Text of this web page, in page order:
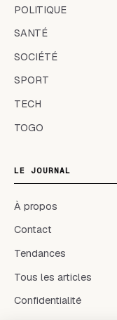
POLITIQUE
SANTÉ
SOCIÉTÉ
SPORT
TECH
TOGO
LE JOURNAL
À propos
Contact
Tendances
Tous les articles
Confidentialité